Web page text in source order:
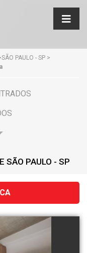
SÃO PAULO - SP >
SÃO PAULO - SP